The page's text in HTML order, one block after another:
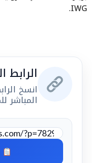
IWG.
الرابط
انسخ
المباشر